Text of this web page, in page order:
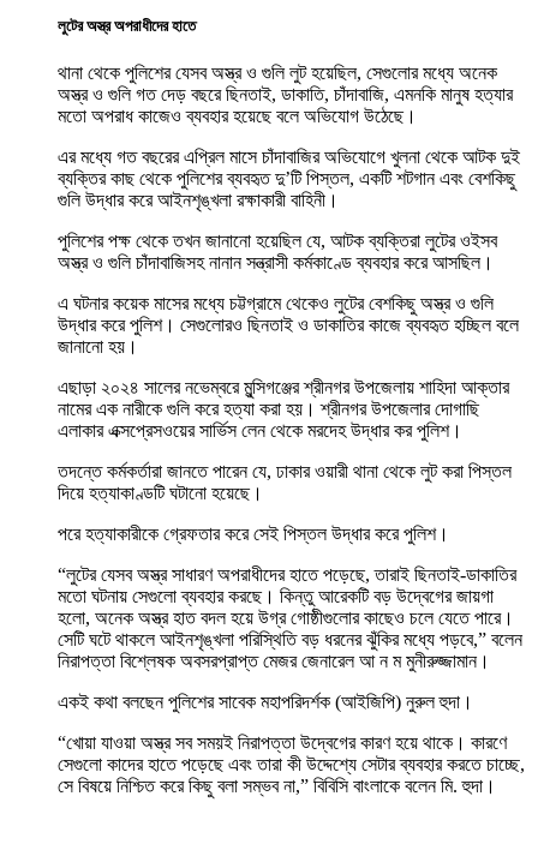
লুটের অস্ত্র অপরাধীদের হাতে
থানা থেকে পুলিশের যেসব অস্ত্র ও গুলি লুট হয়েছিল, সেগুলোর মধ্যে অনেক
অস্ত্র ও গুলি গত দেড় বছরে ছিনতাই, ডাকাতি, চাঁদাবাজি, এমনকি মানুষ হত্যার
মতো অপরাধ কাজেও ব্যবহার হয়েছে বলে অভিযোগ উঠেছে।
এর মধ্যে গত বছরের এপ্রিল মাসে চাঁদাবাজির অভিযোগে খুলনা থেকে আটক দুই
ব্যক্তির কাছ থেকে পুলিশের ব্যবহৃত দু’টি পিস্তল, একটি শটগান এবং বেশকিছু
গুলি উদ্ধার করে আইনশৃঙ্খলা রক্ষাকারী বাহিনী।
পুলিশের পক্ষ থেকে তখন জানানো হয়েছিল যে, আটক ব্যক্তিরা লুটের ওইসব
অস্ত্র ও গুলি চাঁদাবাজিসহ নানান সন্ত্রাসী কর্মকাণ্ডে ব্যবহার করে আসছিল।
এ ঘটনার কয়েক মাসের মধ্যে চট্টগ্রামে থেকেও লুটের বেশকিছু অস্ত্র ও গুলি
উদ্ধার করে পুলিশ। সেগুলোরও ছিনতাই ও ডাকাতির কাজে ব্যবহৃত হচ্ছিল বলে
জানানো হয়।
এছাড়া ২০২৪ সালের নভেম্বরে মুন্সিগঞ্জের শ্রীনগর উপজেলায় শাহিদা আক্তার
নামের এক নারীকে গুলি করে হত্যা করা হয়। শ্রীনগর উপজেলার দোগাছি
এলাকার এক্সপ্রেসওয়ের সার্ভিস লেন থেকে মরদেহ উদ্ধার কর পুলিশ।
তদন্তে কর্মকর্তারা জানতে পারেন যে, ঢাকার ওয়ারী থানা থেকে লুট করা পিস্তল
দিয়ে হত্যাকাণ্ডটি ঘটানো হয়েছে।
পরে হত্যাকারীকে গ্রেফতার করে সেই পিস্তল উদ্ধার করে পুলিশ।
“লুটের যেসব অস্ত্র সাধারণ অপরাধীদের হাতে পড়েছে, তারাই ছিনতাই-ডাকাতির
মতো ঘটনায় সেগুলো ব্যবহার করছে। কিন্তু আরেকটি বড় উদ্বেগের জায়গা
হলো, অনেক অস্ত্র হাত বদল হয়ে উগ্র গোষ্ঠীগুলোর কাছেও চলে যেতে পারে।
সেটি ঘটে থাকলে আইনশৃঙ্খলা পরিস্থিতি বড় ধরনের ঝুঁকির মধ্যে পড়বে,” বলেন
নিরাপত্তা বিশ্লেষক অবসরপ্রাপ্ত মেজর জেনারেল আ ন ম মুনীরুজ্জামান।
একই কথা বলছেন পুলিশের সাবেক মহাপরিদর্শক (আইজিপি) নুরুল হুদা।
“খোয়া যাওয়া অস্ত্র সব সময়ই নিরাপত্তা উদ্বেগের কারণ হয়ে থাকে। কারণে
সেগুলো কাদের হাতে পড়েছে এবং তারা কী উদ্দেশ্যে সেটার ব্যবহার করতে চাচ্ছে,
সে বিষয়ে নিশ্চিত করে কিছু বলা সম্ভব না,” বিবিসি বাংলাকে বলেন মি. হুদা।